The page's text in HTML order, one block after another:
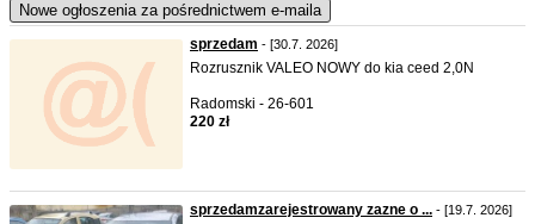
Nowe ogłoszenia za pośrednictwem e-maila
sprzedam - [30.7. 2026]
Rozrusznik VALEO NOWY do kia ceed 2,0N
Radomski - 26-601
220 zł
sprzedamzarejestrowany zazne o ... - [19.7. 2026]